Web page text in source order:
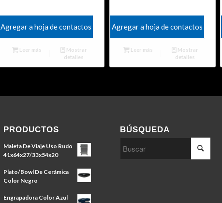
Agregar a hoja de contactos
Leer más
Mostrar
detalles
Agregar a hoja de contactos
Leer más
Mostrar
detalles
PRODUCTOS
Maleta De Viaje Uso Rudo
41x64x27/33x54x20
Plato/Bowl De Cerámica
Color Negro
Engrapadora Color Azul
BÚSQUEDA